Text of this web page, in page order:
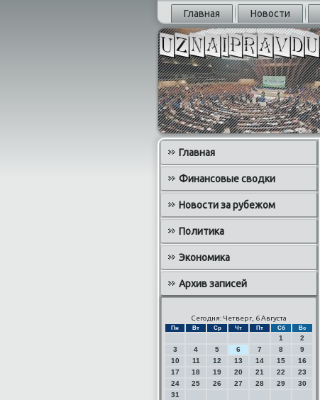
Главная Новости
Главная
Финансовые сводки
Новости за рубежом
Политика
Экономика
Архив записей
Сегодня: Четверг, 6 Августа
Пн Вт Ср Чт Пт Сб Вс
1
2
3
4 5 6 7 8
9
10
11 12 13 14 15
16
17
18 19 20 21 22
23
24
25 26 27 28 29
30
31